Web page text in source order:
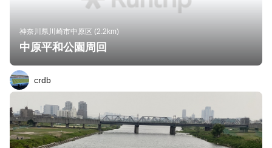
神奈川県川崎市中原区 (2.2km)
中原平和公園周回
crdb